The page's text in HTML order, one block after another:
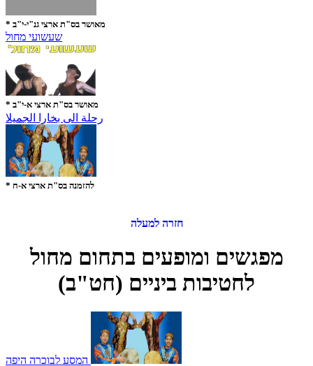
* מאושר בס"ת ארצי גנ"י-י"ב
שעשועי מחול
* מאושר בס"ת ארצי א-י"ב
رحلة الى بخارا الجميلا
* להזמנה בס"ת ארצי א-ח
חזרה למעלה
מפגשים ומופעים בתחום מחול
לחטיבות ביניים (חט"ב)